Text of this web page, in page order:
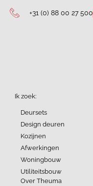
+31 (0) 88 00 27 500
Ik zoek:
Deursets
Design deuren
Kozijnen
Afwerkingen
Woningbouw
Utiliteitsbouw
Over Theuma